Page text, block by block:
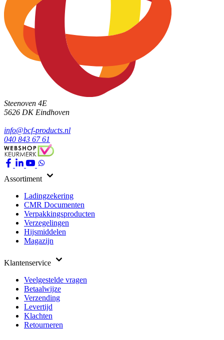
Steenoven 4E
5626 DK Eindhoven
info@bcf-products.nl
040 843 67 61
Assortiment
Ladingzekering
CMR Documenten
Verpakkingsproducten
Verzegelingen
Hijsmiddelen
Magazijn
Klantenservice
Veelgestelde vragen
Betaalwijze
Verzending
Levertijd
Klachten
Retourneren